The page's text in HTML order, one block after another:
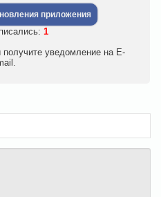
приложения
1
уведомление на E-